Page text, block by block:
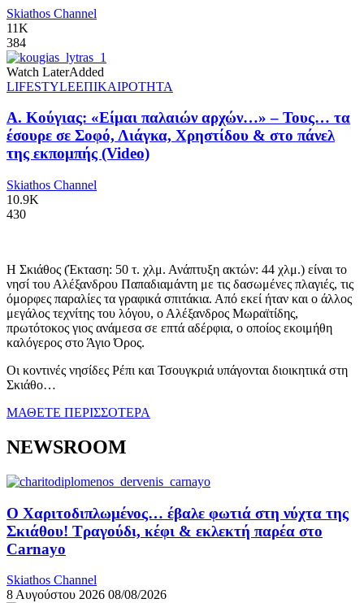
Skiathos Channel
11K
384
Watch LaterAdded
LIFESTYLEΕΠΙΚΑΙΡΟΤΗΤΑ
Α. Κούγιας: «Είμαι παλαιών αρχών…» – Τους… τα
έσουρε σε Σοφό, Λιάγκα, Χρηστίδου & στο πάνελ
της εκπομπής (Video)
Skiathos Channel
10.9K
430
Η Σκιάθος (Έκταση: 50 τ. χλμ. Ανάπτυξη ακτών: 44 χλμ.) είναι το
νησί του Αλέξανδρου Παπαδιαμάντη με τις δασωμένες πλαγιές, τις
όμορφες παραλίες τα γραφικά σπιτάκια. Από εκεί ήταν και ο άλλος
μεγάλος τεχνίτης του λόγου, ο Αλέξανδρος Μωραϊτίδης,
πρωτότοκος γιος ανάμεσα σε επτά αδέρφια, ο οποίος εκοιμήθη
καλόγερος στο Άγιο Όρος.
Οι κοντινές νησίδες Ρέπι και Τσουγκριά υπάγονται διοικητικά στη
Σκιάθο…
ΜΑΘΕΤΕ ΠΕΡΙΣΣΟΤΕΡΑ
NEWSROOM
Ο Χαριτοδιπλωμένος… έβαλε φωτιά στη νύχτα της
Σκιάθου! Τραγούδι, κέφι & εκλεκτή παρέα στο
Carnayo
Skiathos Channel
8 Αυγούστου 2026 08/08/2026